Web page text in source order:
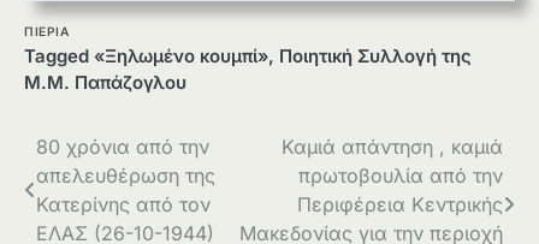
ΠΙΕΡΙΑ
Tagged «Ξηλωμένο κουμπί», Ποιητική Συλλογή της
Μ.Μ. Παπάζογλου
Πλοήγηση
άρθρων
80 χρόνια από την
απελευθέρωση της
Κατερίνης από τον
ΕΛΑΣ (26-10-1944)
Καμιά απάντηση , καμιά
πρωτοβουλία από την
Περιφέρεια Κεντρικής
Μακεδονίας για την περιοχή